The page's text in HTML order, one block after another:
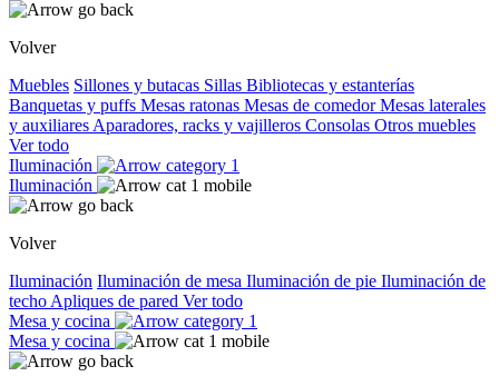
Volver
Muebles Sillones y butacas Sillas Bibliotecas y estanterías
Banquetas y puffs Mesas ratonas Mesas de comedorMesas laterales
y auxiliares Aparadores, racks y vajilleros Consolas Otros muebles
Ver todo
Iluminación
Iluminación
Volver
Iluminación Iluminación de mesa Iluminación de pie Iluminación de
techo Apliques de pared Ver todo
Mesa y cocina
Mesa y cocina